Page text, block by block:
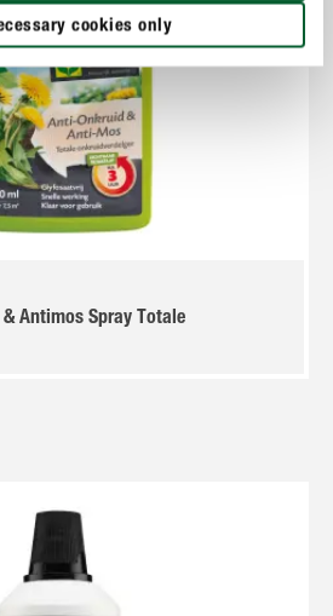
cookies only
Antimos Spray Totale